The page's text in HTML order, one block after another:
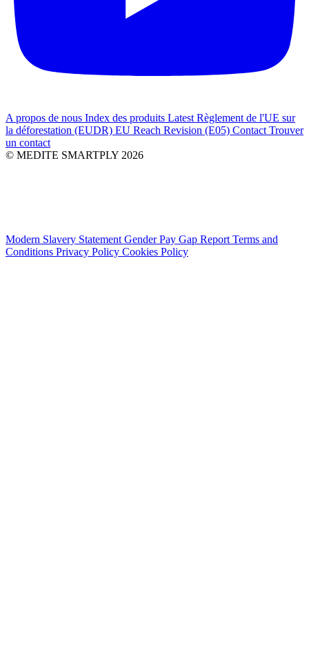
A propos de nous Index des produits Latest Règlement de l'UE sur
la déforestation (EUDR) EU Reach Revision (E05) Contact Trouver
un contact
© MEDITE SMARTPLY 2026
Modern Slavery Statement Gender Pay Gap Report Terms and
Conditions Privacy Policy Cookies Policy